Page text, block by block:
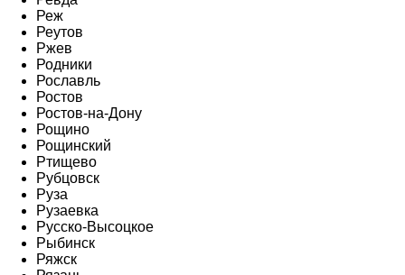
Реж
Реутов
Ржев
Родники
Рославль
Ростов
Ростов-на-Дону
Рощино
Рощинский
Ртищево
Рубцовск
Руза
Рузаевка
Русско-Высоцкое
Рыбинск
Ряжск